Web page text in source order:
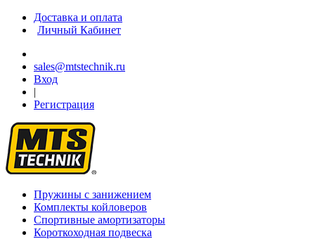
Доставка и оплата
Личный Кабинет
sales@mtstechnik.ru
Вход
|
Регистрация
Пружины с занижением
Комплекты койловеров
Спортивные амортизаторы
Короткоходная подвеска